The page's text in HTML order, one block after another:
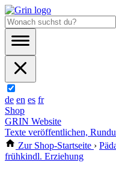
de en es fr
Shop
GRIN Website
Texte veröffentlichen,
Zur Shop-Startseite ›
frühkindl. Erziehung